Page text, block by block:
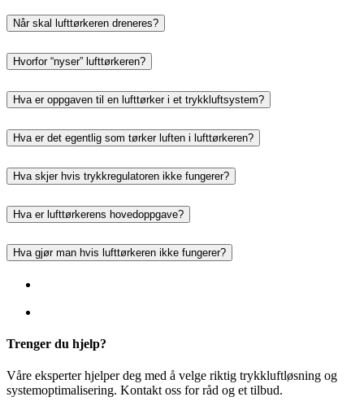
Når skal lufttørkeren dreneres?
Hvorfor “nyser” lufttørkeren?
Hva er oppgaven til en lufttørker i et trykkluftsystem?
Hva er det egentlig som tørker luften i lufttørkeren?
Hva skjer hvis trykkregulatoren ikke fungerer?
Hva er lufttørkerens hovedoppgave?
Hva gjør man hvis lufttørkeren ikke fungerer?
Trenger du hjelp?
Våre eksperter hjelper deg med å velge riktig trykkluftløsning og
systemoptimalisering. Kontakt oss for råd og et tilbud.